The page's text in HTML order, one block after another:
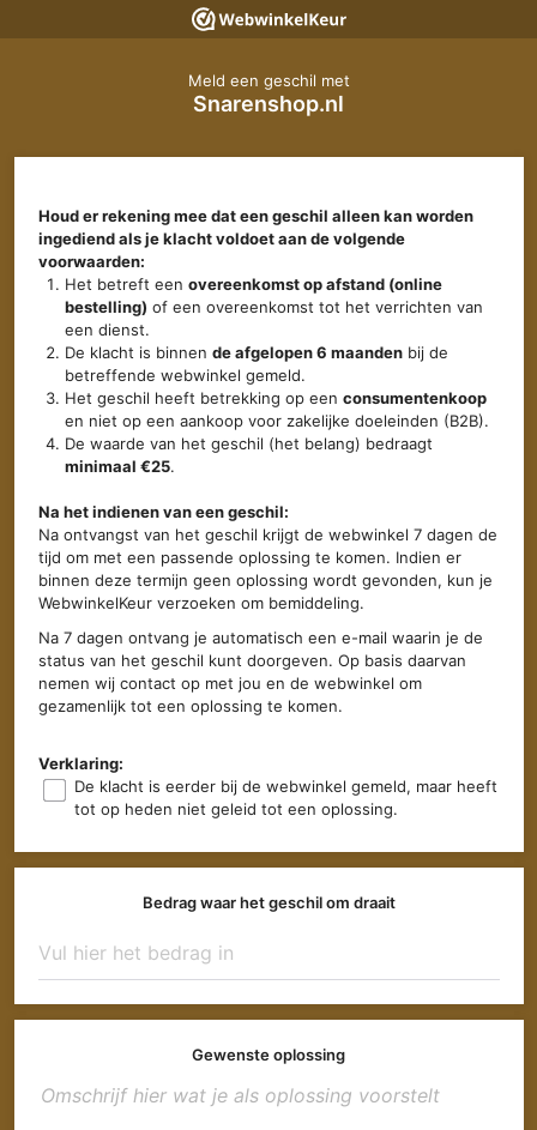
Meld een geschil met
Snarenshop.nl
Houd er rekening mee dat een geschil alleen kan worden
ingediend als je klacht voldoet aan de volgende
voorwaarden:
Het betreft eenovereenkomst op afstand (online
bestelling) of een overeenkomst tot het verrichten van
een dienst.
De klacht is binnende afgelopen 6 maanden bij de
betreffende webwinkel gemeld.
Het geschil heeft betrekking op eenconsumentenkoop
en niet op een aankoop voor zakelijke doeleinden (B2B).
De waarde van het geschil (het belang) bedraagt
minimaal €25.
Na het indienen van een geschil:
Na ontvangst van het geschil krijgt de webwinkel 7 dagen de
tijd om met een passende oplossing te komen. Indien er
binnen deze termijn geen oplossing wordt gevonden, kun je
WebwinkelKeur verzoeken om bemiddeling.
Na 7 dagen ontvang je automatisch een e-mail waarin je de
status van het geschil kunt doorgeven. Op basis daarvan
nemen wij contact op met jou en de webwinkel om
gezamenlijk tot een oplossing te komen.
Verklaring:
De klacht is eerder bij de webwinkel gemeld, maar heeft
tot op heden niet geleid tot een oplossing.
Bedrag waar het geschil om draait
Gewenste oplossing